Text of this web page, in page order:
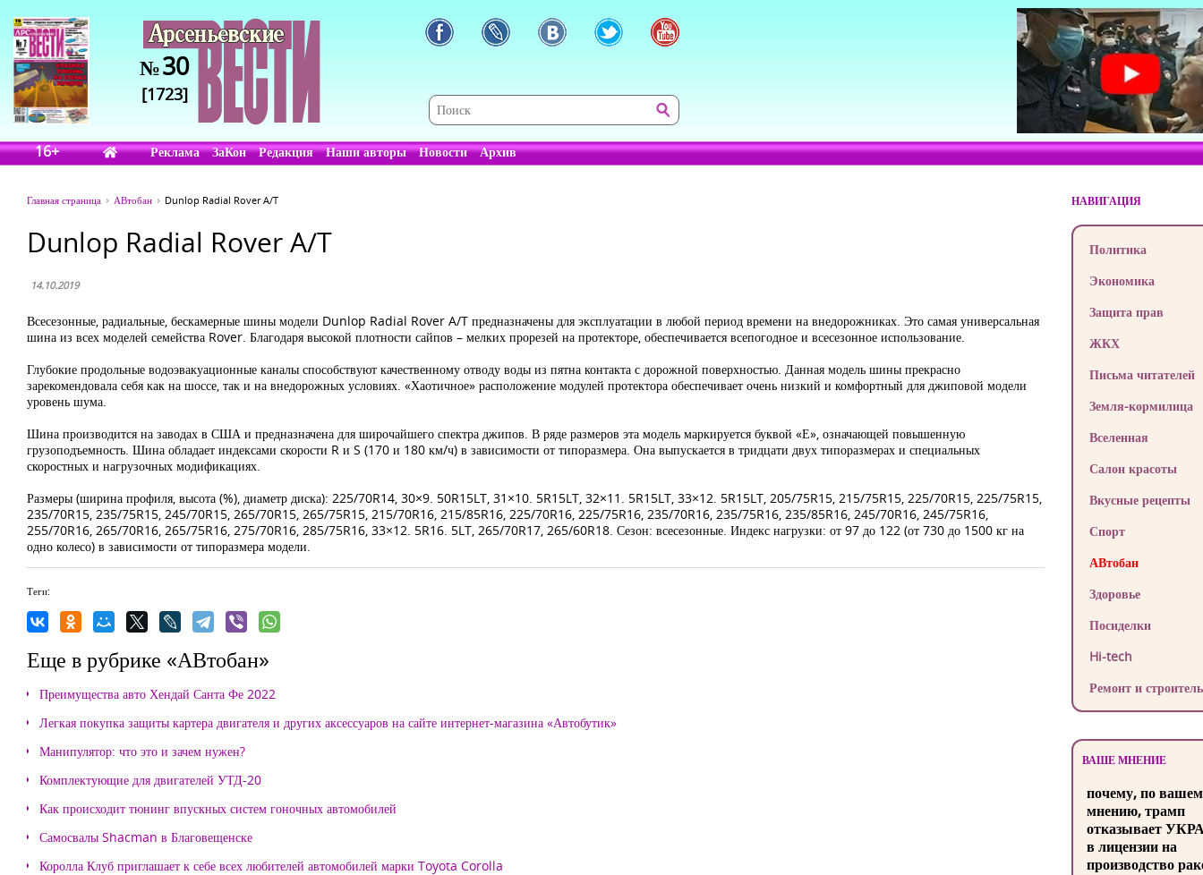
№30
[1723]
16+ Реклама ЗаКон Редакция Наши авторы Новости Архив
Главная страница АВтобан Dunlop Radial Rover A/T
Dunlop Radial Rover A/T
14.10.2019
Всесезонные, радиальные, бескамерные шины модели Dunlop Radial Rover A/T предназначены для эксплуатации в любой период времени на внедорожниках. Это самая универсальная
шина из всех моделей семейства Rover. Благодаря высокой плотности сайпов – мелких прорезей на протекторе, обеспечивается всепогодное и всесезонное использование.
Глубокие продольные водоэвакуационные каналы способствуют качественному отводу воды из пятна контакта с дорожной поверхностью. Данная модель шины прекрасно
зарекомендовала себя как на шоссе, так и на внедорожных условиях. «Хаотичное» расположение модулей протектора обеспечивает очень низкий и комфортный для джиповой модели
уровень шума.
Шина производится на заводах в США и предназначена для широчайшего спектра джипов. В ряде размеров эта модель маркируется буквой «Е», означающей повышенную
грузоподъемность. Шина обладает индексами скорости R и S (170 и 180 км/ч) в зависимости от типоразмера. Она выпускается в тридцати двух типоразмерах и специальных
скоростных и нагрузочных модификациях.
Размеры (ширина профиля, высота (%), диаметр диска): 225/70R14, 30×9. 50R15LT, 31×10. 5R15LT, 32×11. 5R15LT, 33×12. 5R15LT, 205/75R15, 215/75R15, 225/70R15, 225/75R15,
235/70R15, 235/75R15, 245/70R15, 265/70R15, 265/75R15, 215/70R16, 215/85R16, 225/70R16, 225/75R16, 235/70R16, 235/75R16, 235/85R16, 245/70R16, 245/75R16,
255/70R16, 265/70R16, 265/75R16, 275/70R16, 285/75R16, 33×12. 5R16. 5LT, 265/70R17, 265/60R18. Сезон: всесезонные. Индекс нагрузки: от 97 до 122 (от 730 до 1500 кг на
одно колесо) в зависимости от типоразмера модели.
Теги:
Еще в рубрике «АВтобан»
Преимущества авто Хендай Санта Фе 2022
Легкая покупка защиты картера двигателя и других аксессуаров на сайте интернет-магазина «Автобутик»
Манипулятор: что это и зачем нужен?
Комплектующие для двигателей УТД-20
Как происходит тюнинг впускных систем гоночных автомобилей
Самосвалы Shacman в Благовещенске
Королла Клуб приглашает к себе всех любителей автомобилей марки Toyota Corolla
НАВИГАЦИЯ
Политика
Экономика
Защита прав
ЖКХ
Письма читателей
Земля-кормилица
Вселенная
Салон красоты
Вкусные рецепты
Спорт
АВтобан
Здоровье
Посиделки
Hi-tech
Ремонт и
ВАШЕ МНЕНИЕ
почему, по
мнению, трамп
отказывает
в лицензии на
производство